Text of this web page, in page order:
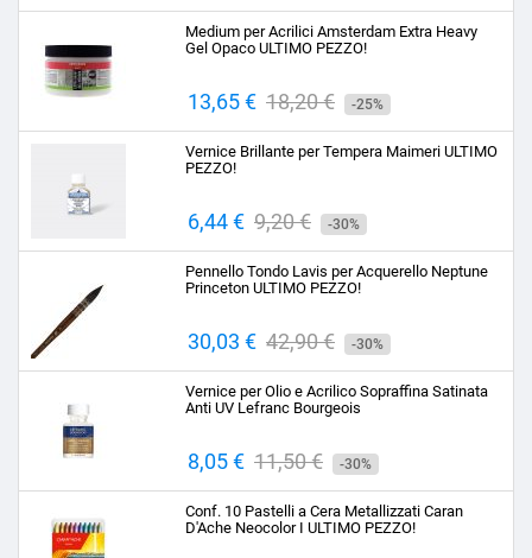
base
Medium per Acrilici Amsterdam Extra Heavy
Gel Opaco ULTIMO PEZZO!
Prezzo
13,65 € Prezzo
base
18,20 € -25%
Vernice Brillante per Tempera Maimeri ULTIMO
PEZZO!
Prezzo
6,44 € Prezzo
base
9,20 € -30%
Pennello Tondo Lavis per Acquerello Neptune
Princeton ULTIMO PEZZO!
Prezzo
30,03 € Prezzo
base
42,90 € -30%
Vernice per Olio e Acrilico Sopraffina Satinata
Anti UV Lefranc Bourgeois
Prezzo
8,05 € Prezzo
base
11,50 € -30%
Conf. 10 Pastelli a Cera Metallizzati Caran
D'Ache Neocolor I ULTIMO PEZZO!